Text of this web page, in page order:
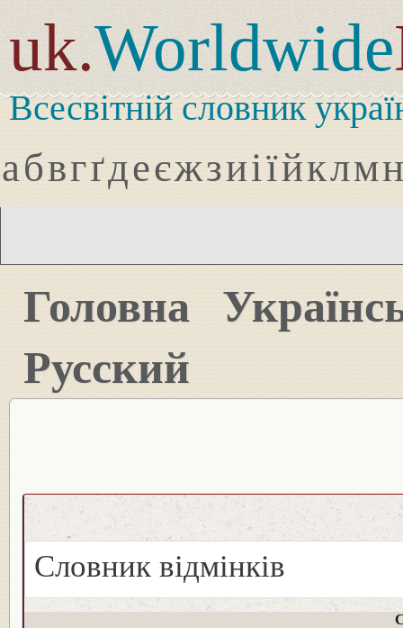
uk.Worldwide
Всесвітній словник
абвгґдеєжзиіїйклмн
Головна
Русский
Словник відмінків